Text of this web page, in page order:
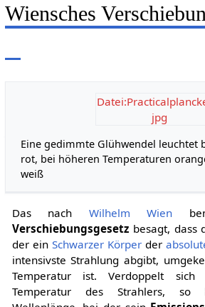
Wiensches
jpg
Eine gedimmte Glühwendel leuchtet
rot, bei höheren Temperaturen
weiß
Das nach Wilhelm Wien
Verschiebungsgesetzbesagt, dass
der ein Schwarzer Körperder
intensivste Strahlung abgibt,
Temperatur ist. Verdoppelt sich
Temperatur des Strahlers,